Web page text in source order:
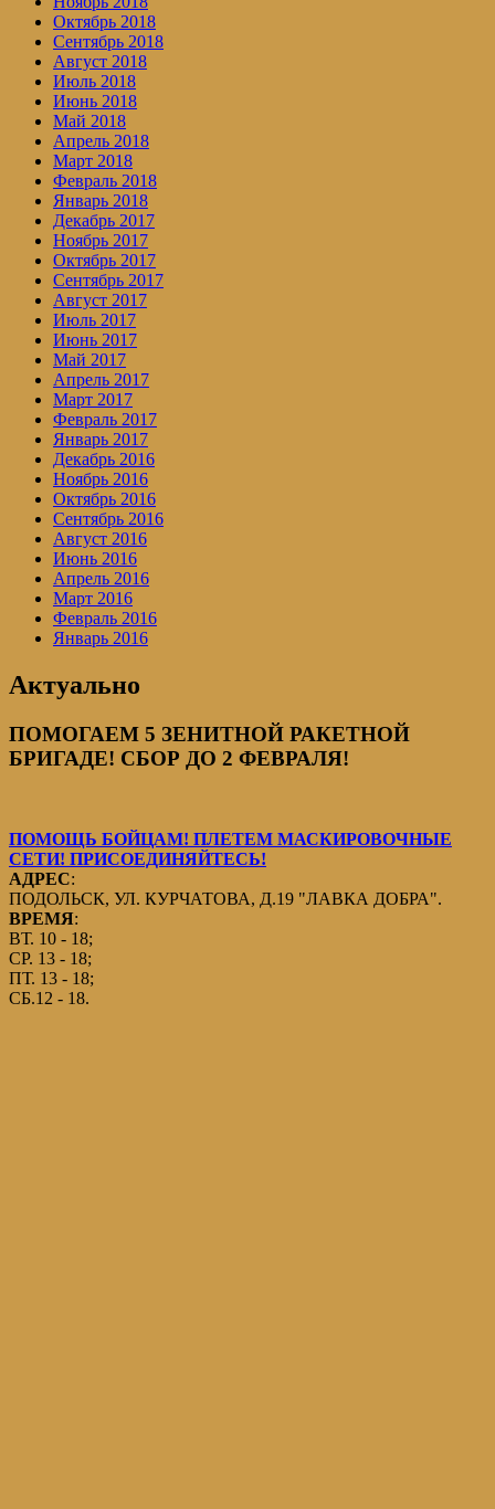
Октябрь 2018
Сентябрь 2018
Август 2018
Июль 2018
Июнь 2018
Май 2018
Апрель 2018
Март 2018
Февраль 2018
Январь 2018
Декабрь 2017
Ноябрь 2017
Октябрь 2017
Сентябрь 2017
Август 2017
Июль 2017
Июнь 2017
Май 2017
Апрель 2017
Март 2017
Февраль 2017
Январь 2017
Декабрь 2016
Ноябрь 2016
Октябрь 2016
Сентябрь 2016
Август 2016
Июнь 2016
Апрель 2016
Март 2016
Февраль 2016
Январь 2016
Актуально
ПОМОГАЕМ 5 ЗЕНИТНОЙ РАКЕТНОЙ
БРИГАДЕ! СБОР ДО 2 ФЕВРАЛЯ!
ПОМОЩЬ БОЙЦАМ! ПЛЕТЕМ МАСКИРОВОЧНЫЕ
СЕТИ! ПРИСОЕДИНЯЙТЕСЬ!
АДРЕС:
ПОДОЛЬСК, УЛ. КУРЧАТОВА, Д.19 "ЛАВКА ДОБРА".
ВРЕМЯ:
ВТ. 10 - 18;
СР. 13 - 18;
ПТ. 13 - 18;
СБ.12 - 18.